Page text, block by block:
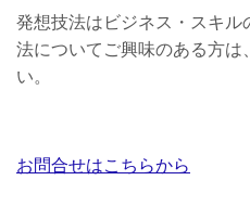
発想技法はビジネス・スキ
法についてご興味のある方は
い。
お問合せはこちらから